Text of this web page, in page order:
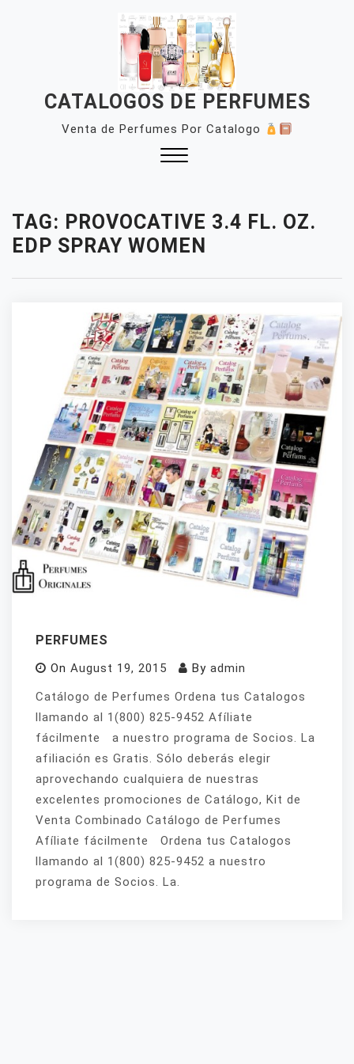
CATALOGOS DE PERFUMES
Venta de Perfumes Por Catalogo
TAG: PROVOCATIVE 3.4 FL. OZ.
EDP SPRAY WOMEN
PERFUMES
On August 19, 2015 By admin
Catálogo de Perfumes Ordena tus Catalogos
llamando al 1(800) 825-9452 Afíliate
fácilmente a nuestro programa de Socios. La
afiliación es Gratis. Sólo deberás elegir
aprovechando cualquiera de nuestras
excelentes promociones de Catálogo, Kit de
Venta Combinado Catálogo de Perfumes
Afíliate fácilmente Ordena tus Catalogos
llamando al 1(800) 825-9452 a nuestro
programa de Socios. La.